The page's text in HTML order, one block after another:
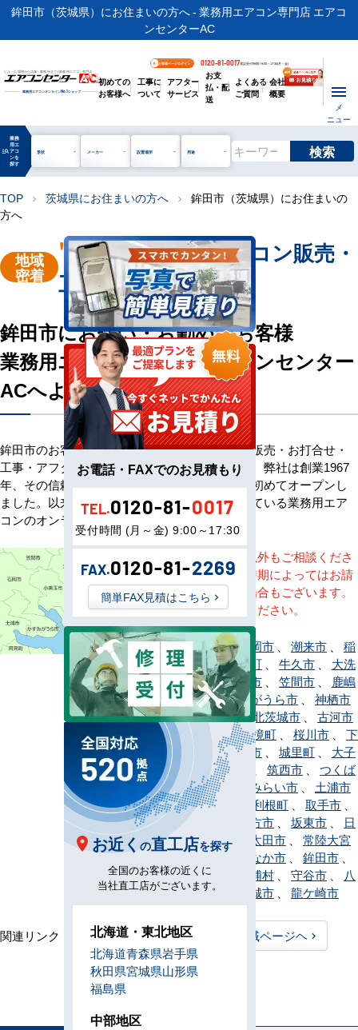
鉾田市（茨城県）にお住まいの方へ - 業務用エアコン専門店 エアコ
ンセンターAC
ビル・工場用から店舗・事務所まで | 業務用エアコン専門店
業務用エアコンオンラインNo.1ショップ
お客様ページログイン 0120-81-0017電話受付時間 / 9:00～17:30(月～金)
初めての
お客様へ
工事に
ついて
アフター
サービス
お支
払・配
送
よくある
ご質問
会社
概要
メ
ニュー
manage_search
業務
用エ
アコ
ンを
探す
形状 メーカー 設置場所 用途 検索
TOP chevron_right 茨城県にお住まいの方へ chevron_right
鉾田市（茨城県）にお住まいの
方へ
地域
密着
"鉾田市"業務用エアコン販売・
工事を承ります
鉾田市にお住い・お勤めのお客様
業務用エアコン専門店エアコンセンター
ACへようこそ
鉾田市のお客様へ業務用エアコン・空調機器の販売・お打合せ・
工事・アフターサービスまで一貫して承ります。弊社は創業1967
年、その信頼を基に空調のネット販売を日本で初めてオープンし
ました。以来、皆様にご信頼・ご愛顧いただいている業務用エア
コンのオンラインショップです。
※記載地域以外もご相談くださ
い。地域・時期によってはお請
けできない場合もございます。
直接ご相談ください。
阿見町、石岡市 潮来市
稲
敷市 、茨城町 牛久市
大洗
町、小美玉市 笠間市
鹿嶋
市、かすみがうら市
神栖市
、河内町、 北茨城市
古河市
、
五霞町、境町 桜川市
下
、常総市 城里町
大子
町
、高萩市 筑西市
つくば
市、つくばみらい市
土浦市
、東海村 利根町 取手市
那珂市
行方市 坂東市
日
立市、常陸太田市
常陸大宮
市 、ひたちなか市 鉾田市
水戸市
美浦村 守谷市
八
千代町
結城市 龍ケ崎市
関連リンク： TOPページヘ
茨城県全域ページヘ
茨城県直工店所在地
お電話・FAXでのお見積もり
TEL.0120-81-0017
受付時間 (月～金) 9:00～17:30
FAX.0120-81-2269
簡単FAX見積はこちら
お近く の直工店を探す
全国のお客様の近くに
当社直工店がございます。
北海道・東北地区
北海道青森県岩手県
秋田県宮城県山形県
福島県
中部地区